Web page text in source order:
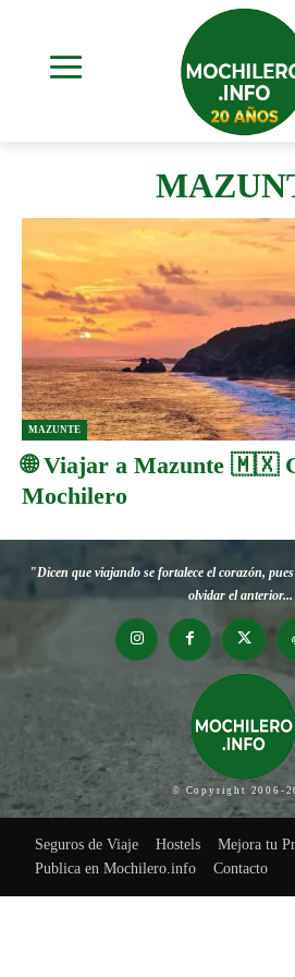
MAZUNTE
🌐 Viajar a Mazunte 🇲🇽
Mochilero
"Dicen que viajando se fortalece el corazón,
olvidar el
© Copyright 2006-
Seguros de Viaje Hostels
Mejora tu
Publica en Mochilero.info
Contacto